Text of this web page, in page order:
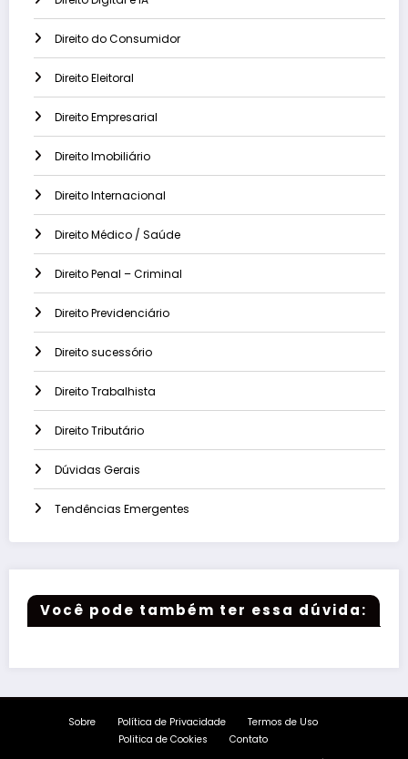
Direito do Consumidor
Direito Eleitoral
Direito Empresarial
Direito Imobiliário
Direito Internacional
Direito Médico / Saúde
Direito Penal – Criminal
Direito Previdenciário
Direito sucessório
Direito Trabalhista
Direito Tributário
Dúvidas Gerais
Tendências Emergentes
Você pode também ter essa dúvida:
Sobre Política de Privacidade
Termos de Uso
Politica de Cookies
Contato